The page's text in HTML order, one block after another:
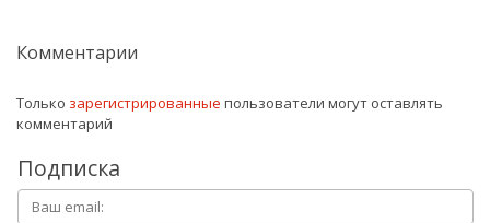
Комментарии
Только зарегистрированные пользователи могут оставлять
комментарий
Подписка